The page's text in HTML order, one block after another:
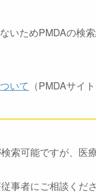
いためPMDAの検
いて （PMDAサイト
索可能ですが、医
事者にご相談くださ